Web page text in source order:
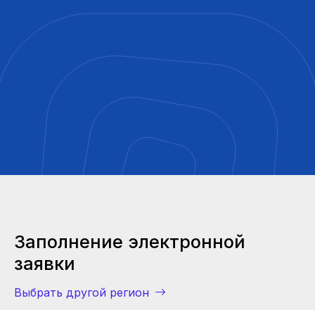
Заполнение электронной
заявки
Выбрать другой регион